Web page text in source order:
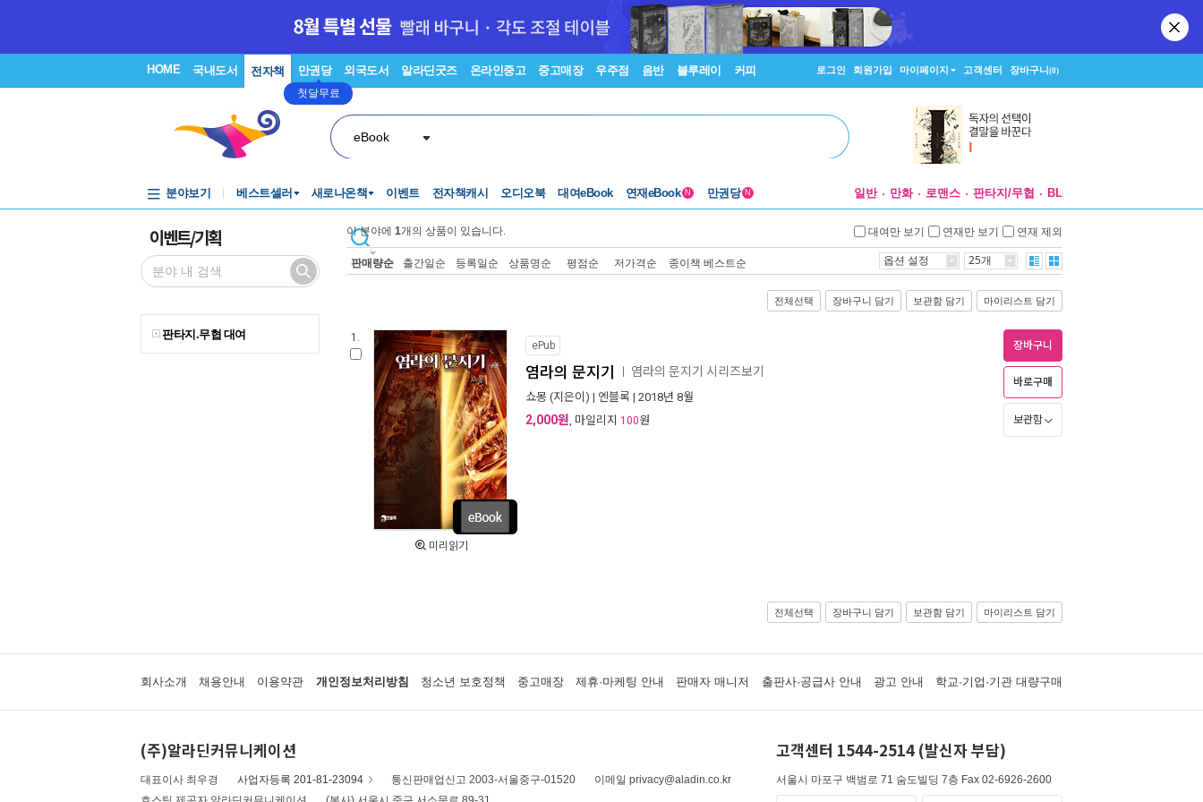
HOME 국내도서 전자책 만권당
첫달무료
외국도서 알라딘굿즈 온라인중고 중고매장 우주점 음반 블루레이 커피 로그인 회원가입 마이페이지 고객센터 장바구니(0)
eBook
분야보기 베스트셀러 새로나온책 이벤트 전자책캐시 오디오북 대여eBook 연재eBook N 만권당 N 일반 만화 로맨스 판타지/무협 BL
이벤트/기획
판타지.무협 대여
이 분야에 1개의 상품이 있습니다. 대여만 보기 연재만 보기 연재 제외
판매량순 출간일순 등록일순 상품명순 평점순 저가격순 종이책 베스트순 옵션 설정 25개
전체선택 장바구니 담기 보관함 담기 마이리스트 담기
1.
미리읽기
ePub
염라의 문지기 염라의 문지기 시리즈보기
쇼몽 (지은이) | 엔블록 | 2018년 8월
2,000원, 마일리지 100원
장바구니
바로구매
보관함
전체선택 장바구니 담기 보관함 담기 마이리스트 담기
회사소개 채용안내 이용약관 개인정보처리방침 청소년 보호정책 중고매장 제휴·마케팅 안내 판매자 매니저 출판사·공급사 안내 광고 안내 학교·기업·기관 대량구매
(주)알라딘커뮤니케이션
대표이사 최우경 사업자등록 201-81-23094 통신판매업신고 2003-서울중구-01520
이메일 privacy@aladin.co.kr
고객센터 1544-2514 (발신자 부담)
서울시 마포구 백범로 71 숨도빌딩 7층 Fax 02-6926-2600